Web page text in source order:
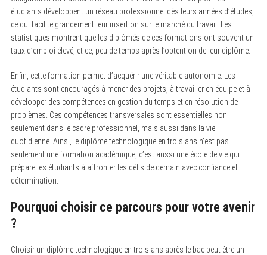
étudiants développent un réseau professionnel dès leurs années d’études,
ce qui facilite grandement leur insertion sur le marché du travail. Les
statistiques montrent que les diplômés de ces formations ont souvent un
taux d’emploi élevé, et ce, peu de temps après l’obtention de leur diplôme.
Enfin, cette formation permet d’acquérir une véritable autonomie. Les
étudiants sont encouragés à mener des projets, à travailler en équipe et à
développer des compétences en gestion du temps et en résolution de
problèmes. Ces compétences transversales sont essentielles non
seulement dans le cadre professionnel, mais aussi dans la vie
quotidienne. Ainsi, le diplôme technologique en trois ans n’est pas
seulement une formation académique, c’est aussi une école de vie qui
prépare les étudiants à affronter les défis de demain avec confiance et
détermination.
Pourquoi choisir ce parcours pour votre avenir
?
Choisir un diplôme technologique en trois ans après le bac peut être un